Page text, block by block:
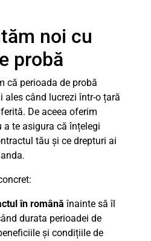
noi cu
probă
că perioada de probă
ales când lucrezi într-o țară
De aceea oferim
te asigura că înțelegi
tău și ce drepturi ai
în română înainte să îl
durata perioadei de
și condițiile de